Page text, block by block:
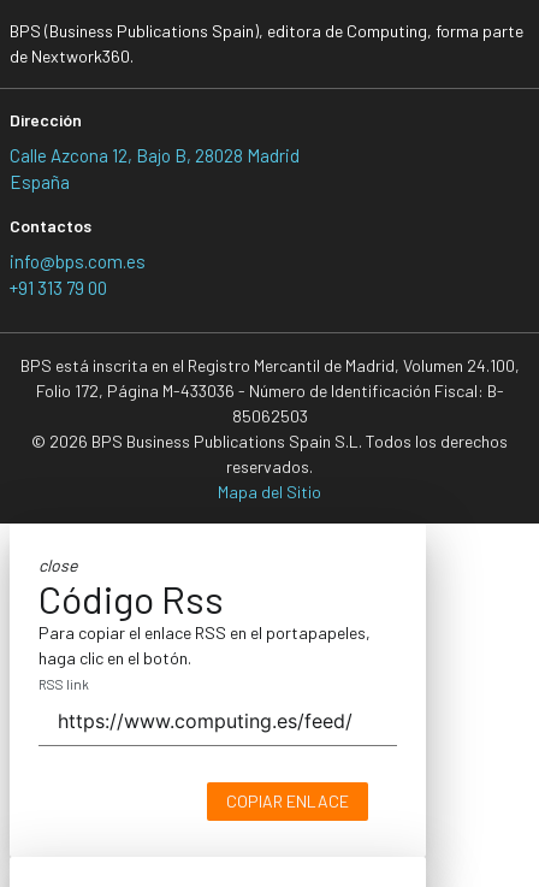
BPS (Business Publications Spain), editora de Computing, forma parte
de Nextwork360.
Dirección
Calle Azcona 12, Bajo B, 28028 Madrid
España
Contactos
info@bps.com.es
+91 313 79 00
BPS está inscrita en el Registro Mercantil de Madrid, Volumen 24.100,
Folio 172, Página M-433036 - Número de Identificación Fiscal: B-
85062503
© 2026 BPS Business Publications Spain S.L. Todos los derechos
reservados.
Mapa del Sitio
close
Código Rss
Para copiar el enlace RSS en el portapapeles,
haga clic en el botón.
RSS link
COPIAR ENLACE